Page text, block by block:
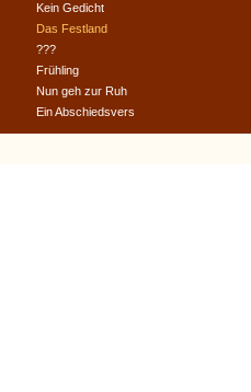
Kein Gedicht
Das Festland
???
Frühling
Nun geh zur Ruh
Ein Abschiedsvers